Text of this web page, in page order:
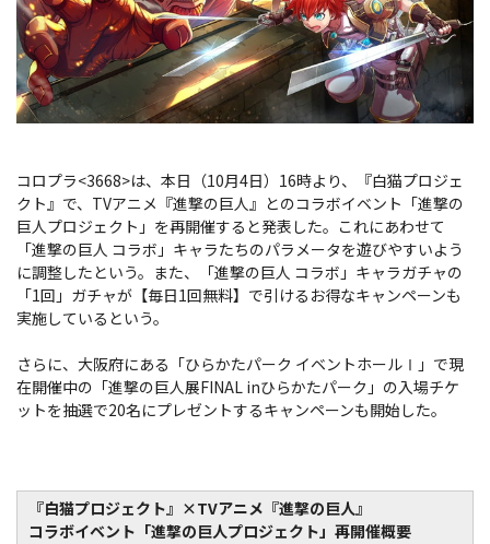
コロプラ<3668>は、本日（10月4日）16時より、『白猫プロジェ
クト』で、TVアニメ『進撃の巨人』とのコラボイベント「進撃の
巨人プロジェクト」を再開催すると発表した。これにあわせて
「進撃の巨人 コラボ」キャラたちのパラメータを遊びやすいよう
に調整したという。また、「進撃の巨人 コラボ」キャラガチャの
「1回」ガチャが【毎日1回無料】で引けるお得なキャンペーンも
実施しているという。
さらに、大阪府にある「ひらかたパーク イベントホールⅠ」で現
在開催中の「進撃の巨人展FINAL inひらかたパーク」の入場チケ
ットを抽選で20名にプレゼントするキャンペーンも開始した。
『白猫プロジェクト』×TVアニメ『進撃の巨人』
コラボイベント「進撃の巨人プロジェクト」再開催概要